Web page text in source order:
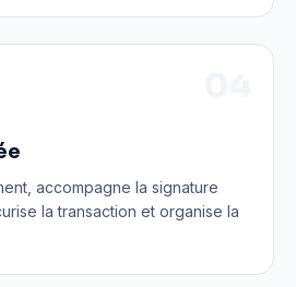
accompagne la signature
la transaction et organise la